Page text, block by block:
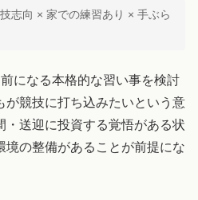
志向 × 家での練習あり × 手ぶら
になる本格的な習い事を検討
が競技に打ち込みたいという意
・送迎に投資する覚悟がある状
境の整備があることが前提にな